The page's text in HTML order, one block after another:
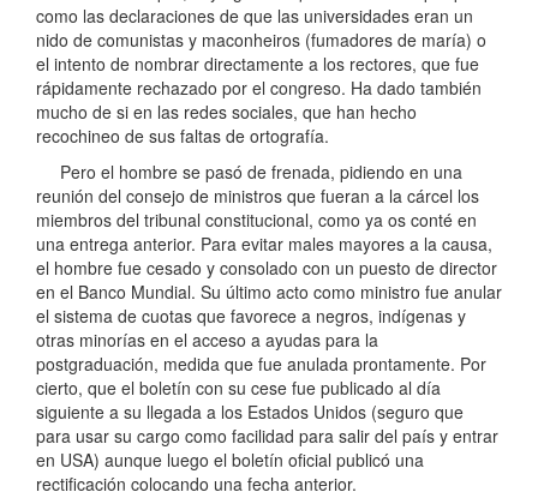
como las declaraciones de que las universidades eran un
nido de comunistas y maconheiros (fumadores de maría) o
el intento de nombrar directamente a los rectores, que fue
rápidamente rechazado por el congreso. Ha dado también
mucho de si en las redes sociales, que han hecho
recochineo de sus faltas de ortografía.
Pero el hombre se pasó de frenada, pidiendo en una
reunión del consejo de ministros que fueran a la cárcel los
miembros del tribunal constitucional, como ya os conté en
una entrega anterior. Para evitar males mayores a la causa,
el hombre fue cesado y consolado con un puesto de director
en el Banco Mundial. Su último acto como ministro fue anular
el sistema de cuotas que favorece a negros, indígenas y
otras minorías en el acceso a ayudas para la
postgraduación, medida que fue anulada prontamente. Por
cierto, que el boletín con su cese fue publicado al día
siguiente a su llegada a los Estados Unidos (seguro que
para usar su cargo como facilidad para salir del país y entrar
en USA) aunque luego el boletín oficial publicó una
rectificación colocando una fecha anterior.